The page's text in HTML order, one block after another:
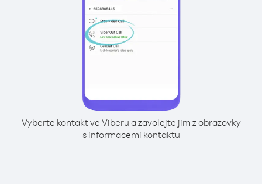
Vyberte kontakt ve Viberu a zavolejte jim z obrazovky
s informacemi kontaktu